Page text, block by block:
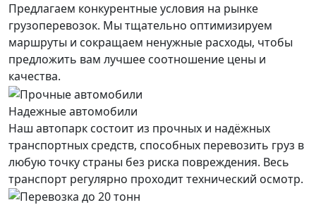
Предлагаем конкурентные условия на рынке
грузоперевозок. Мы тщательно оптимизируем
маршруты и сокращаем ненужные расходы, чтобы
предложить вам лучшее соотношение цены и
качества.
Надежные автомобили
Наш автопарк состоит из прочных и надёжных
транспортных средств, способных перевозить груз в
любую точку страны без риска повреждения. Весь
транспорт регулярно проходит технический осмотр.